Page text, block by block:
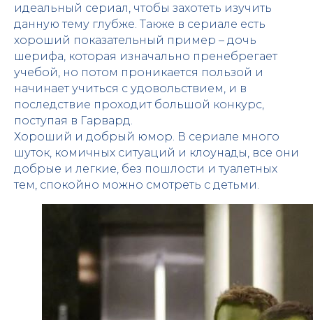
идеальный сериал, чтобы захотеть изучить
данную тему глубже. Также в сериале есть
хороший показательный пример – дочь
шерифа, которая изначально пренебрегает
учебой, но потом проникается пользой и
начинает учиться с удовольствием, и в
последствие проходит большой конкурс,
поступая в Гарвард.
Хороший и добрый юмор. В сериале много
шуток, комичных ситуаций и клоунады, все они
добрые и легкие, без пошлости и туалетных
тем, спокойно можно смотреть с детьми.